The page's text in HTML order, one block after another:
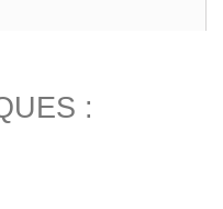
: